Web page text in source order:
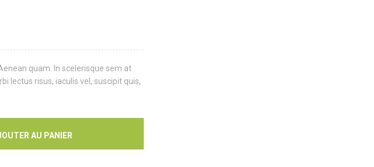
quam. In scelerisque sem at
lectus risus, iaculis vel, suscipit quis,
AU PANIER